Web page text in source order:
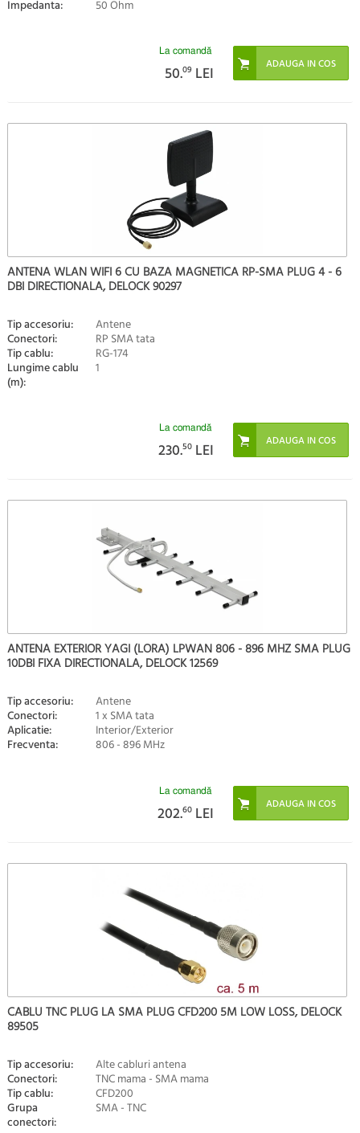
Impedanta: 50 Ohm
La comandă
50.09 LEI
ANTENA WLAN WIFI 6 CU BAZA MAGNETICA RP-SMA PLUG 4 - 6
DBI DIRECTIONALA, DELOCK 90297
Tip accesoriu: Antene
Conectori: RP SMA tata
Tip cablu: RG-174
Lungime cablu
(m):
1
La comandă
230.50 LEI
ANTENA EXTERIOR YAGI (LORA) LPWAN 806 - 896 MHZ SMA PLUG
10DBI FIXA DIRECTIONALA, DELOCK 12569
Tip accesoriu: Antene
Conectori: 1 x SMA tata
Aplicatie: Interior/Exterior
Frecventa: 806 - 896 MHz
La comandă
202.60 LEI
CABLU TNC PLUG LA SMA PLUG CFD200 5M LOW LOSS, DELOCK
89505
Tip accesoriu: Alte cabluri antena
Conectori: TNC mama - SMA mama
Tip cablu: CFD200
Grupa
conectori:
SMA - TNC